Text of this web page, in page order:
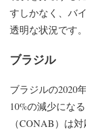
すしかなく、バ
透明な状況です。
ブラジル
ブラジルの2020
10%の減少にな
（CONAB）は